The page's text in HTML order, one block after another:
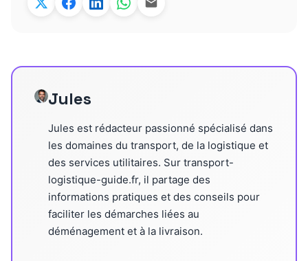
Jules
Jules est rédacteur passionné spécialisé dans
les domaines du transport, de la logistique et
des services utilitaires. Sur transport-
logistique-guide.fr, il partage des
informations pratiques et des conseils pour
faciliter les démarches liées au
déménagement et à la livraison.